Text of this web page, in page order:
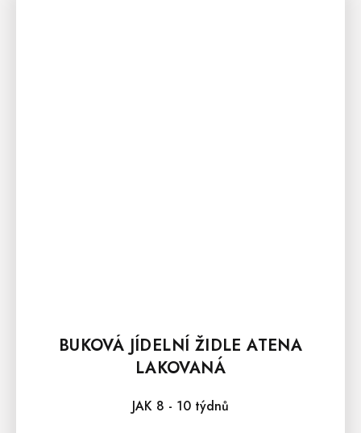
BUKOVÁ JÍDELNÍ ŽIDLE ATENA
LAKOVANÁ
JAK 8 - 10 týdnů